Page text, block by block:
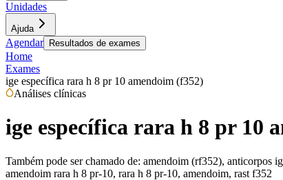
Unidades
Ajuda
Agendar Resultados de exames
Home
Exames
ige específica rara h 8 pr 10 amendoim (f352)
Análises clínicas
ige específica rara h 8 pr 10
Também pode ser chamado de: amendoim (rf352), anticorpos
amendoim rara h 8 pr-10, rara h 8 pr-10, amendoim, rast f352